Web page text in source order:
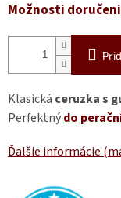
Možnosti
Klasická ceruzka s
Perfektnýdo
Ďalšie informácie